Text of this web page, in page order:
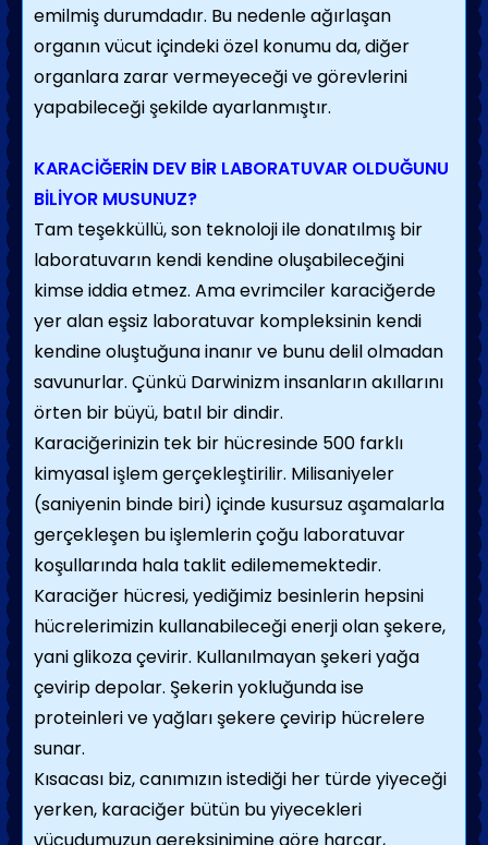
emilmiş durumdadır. Bu nedenle ağırlaşan
organın vücut içindeki özel konumu da, diğer
organlara zarar vermeyeceği ve görevlerini
yapabileceği şekilde ayarlanmıştır.
KARACİĞERİN DEV BİR LABORATUVAR OLDUĞUNU
BİLİYOR MUSUNUZ?
Tam teşekküllü, son teknoloji ile donatılmış bir
laboratuvarın kendi kendine oluşabileceğini
kimse iddia etmez. Ama evrimciler karaciğerde
yer alan eşsiz laboratuvar kompleksinin kendi
kendine oluştuğuna inanır ve bunu delil olmadan
savunurlar. Çünkü Darwinizm insanların akıllarını
örten bir büyü, batıl bir dindir.
Karaciğerinizin tek bir hücresinde 500 farklı
kimyasal işlem gerçekleştirilir. Milisaniyeler
(saniyenin binde biri) içinde kusursuz aşamalarla
gerçekleşen bu işlemlerin çoğu laboratuvar
koşullarında hala taklit edilememektedir.
Karaciğer hücresi, yediğimiz besinlerin hepsini
hücrelerimizin kullanabileceği enerji olan şekere,
yani glikoza çevirir. Kullanılmayan şekeri yağa
çevirip depolar. Şekerin yokluğunda ise
proteinleri ve yağları şekere çevirip hücrelere
sunar.
Kısacası biz, canımızın istediği her türde yiyeceği
yerken, karaciğer bütün bu yiyecekleri